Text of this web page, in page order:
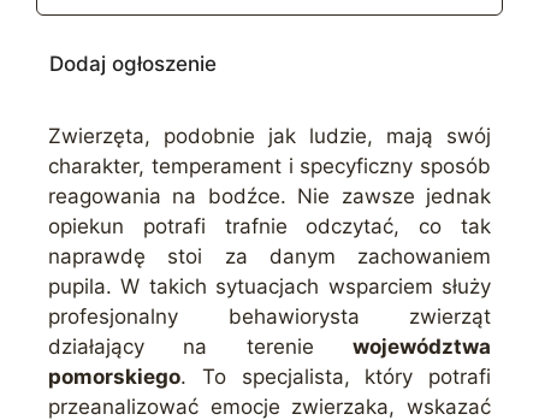
Dodaj ogłoszenie
Zwierzęta, podobnie jak ludzie, mają swój
charakter, temperament i specyficzny sposób
reagowania na bodźce. Nie zawsze jednak
opiekun potrafi trafnie odczytać, co tak
naprawdę stoi za danym zachowaniem
pupila. W takich sytuacjach wsparciem służy
profesjonalny behawiorysta zwierząt
działający na terenie województwa
pomorskiego. To specjalista, który potrafi
przeanalizować emocje zwierzaka, wskazać